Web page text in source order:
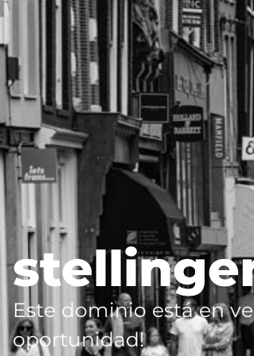
Este dominio está en
oportunidad!